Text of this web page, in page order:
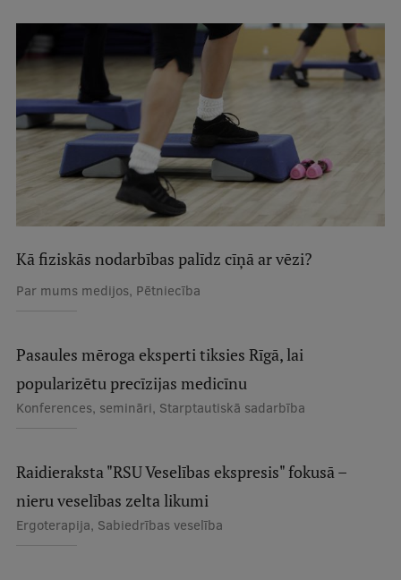
Praktiska informācija
Par RSU
Studentu dzīve
Studiju norises vietas
Fakultātes
Mūsu cilvēki
Struktūra
Vēsture un tradīcijas
RSU fonds
Aula
Muzeji un ekspozīcijas
Kā fiziskās nodarbības palīdz cīņā ar vēzi?
Par mums medijos, Pētniecība
Pasaules mēroga eksperti tiksies Rīgā, lai
popularizētu precīzijas medicīnu
Konferences, semināri, Starptautiskā sadarbība
Raidieraksta "RSU Veselības ekspresis" fokusā –
nieru veselības zelta likumi
Ergoterapija, Sabiedrības veselība